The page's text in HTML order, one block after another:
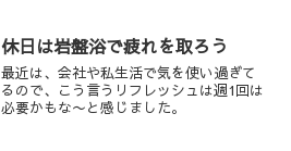
休日は岩盤浴で疲れを取ろう
最近は、会社や私生活で気を使い過ぎて
るので、こう言うリフレッシュは週1回は
必要かもな〜と感じました。